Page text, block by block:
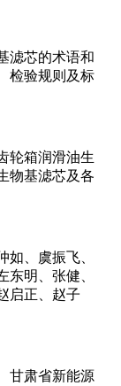
芯的术语和
检验规则及标
箱润滑油生
物基滤芯及各
、虞振飞、
明、张健、
启正、赵子
肃省新能源